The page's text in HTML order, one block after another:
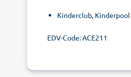
Kinderclub,
EDV-Code: ACE211